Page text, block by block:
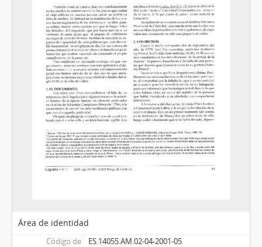
Área de identidad
Código de
ES.14055.AM.02-04-2001-05